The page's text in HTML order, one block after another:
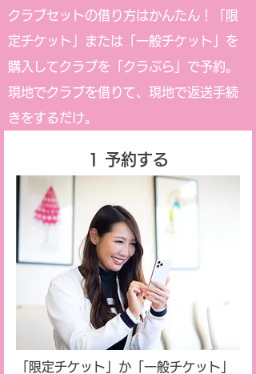
クラブセットの借り方はかんたん！「限
定チケット」または「一般チケット」を
購入してクラブを「クラぶら」で予約。
現地でクラブを借りて、現地で返送手続
きをするだけ。
1 予約する
「限定チケット」か「一般チケット」